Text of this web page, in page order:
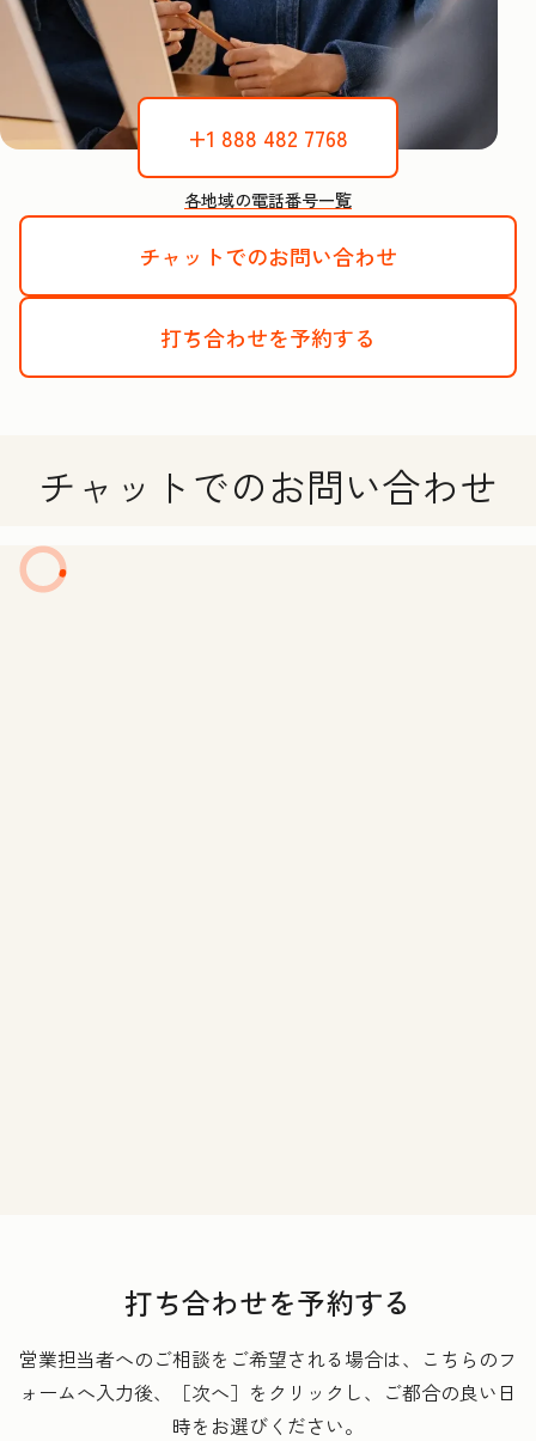
+1 888 482 7768
各地域の電話番号一覧
チャットでのお問い合わせ
打ち合わせを予約する
チャットでのお問い合わせ
打ち合わせを予約する
営業担当者へのご相談をご希望される場合は、こちらのフ
ォームへ入力後、［次へ］をクリックし、ご都合の良い日
時をお選びください。